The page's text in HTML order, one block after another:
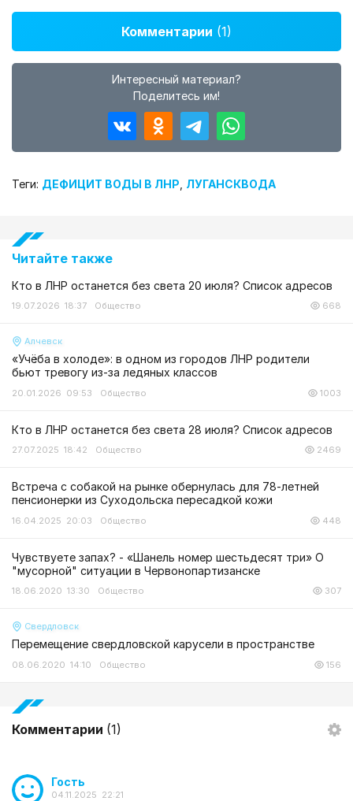
Комментарии (1)
Интересный материал?
Поделитесь им!
Теги: ДЕФИЦИТ ВОДЫ В ЛНР ЛУГАНСКВОДА
Читайте также
Кто в ЛНР останется без света 20 июля? Список адресов
19.07.2026 18:37 Общество 668
Алчевск
«Учёба в холоде»: в одном из городов ЛНР родители
бьют тревогу из-за ледяных классов
20.01.2026 09:53 Общество 1003
Кто в ЛНР останется без света 28 июля? Список адресов
27.07.2025 18:42 Общество 2469
Встреча с собакой на рынке обернулась для 78-летней
пенсионерки из Суходольска пересадкой кожи
16.04.2025 20:03 Общество 448
Чувствуете запах? - «Шанель номер шестьдесят три» О
"мусорной" ситуации в Червонопартизанске
18.06.2020 13:30 Общество 307
Свердловск
Перемещение свердловской карусели в пространстве
08.06.2020 14:10 Общество 156
Комментарии (1)
Гость
04.11.2025 22:21